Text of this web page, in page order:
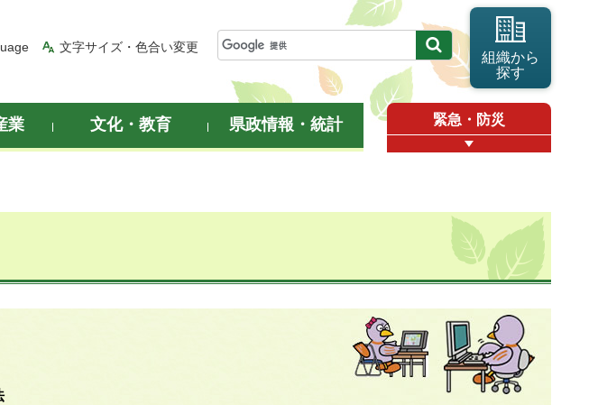
文字サイズ・色合い変更
組織から
探す
業 文化・教育 県政情報・統計 緊急・防災